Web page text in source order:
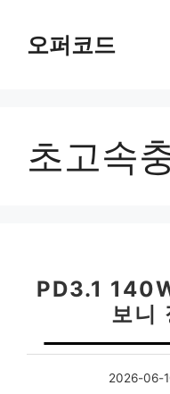
오퍼코드
초고속
PD3.1
보니
2026-06-